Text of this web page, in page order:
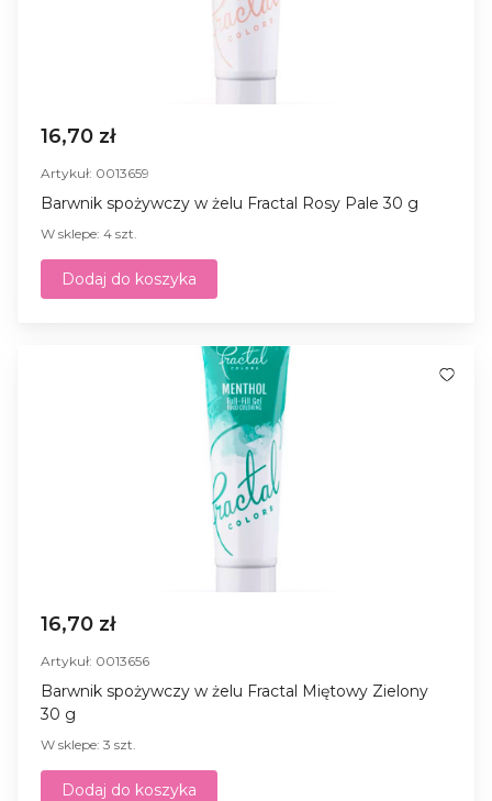
16,70 zł
Artykuł: 0013659
Barwnik spożywczy w żelu Fractal Rosy Pale 30 g
W sklepe: 4 szt.
Dodaj do koszyka
16,70 zł
Artykuł: 0013656
Barwnik spożywczy w żelu Fractal Miętowy Zielony
30 g
W sklepe: 3 szt.
Dodaj do koszyka